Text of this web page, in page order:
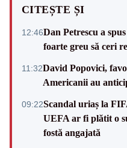
CITEȘTE ȘI
12:46Dan Petrescu a
foarte greu să ceri
11:32David Popovici,
Americanii au
09:22Scandal uriaș la
UEFA ar fi plătit o
fostă angajată